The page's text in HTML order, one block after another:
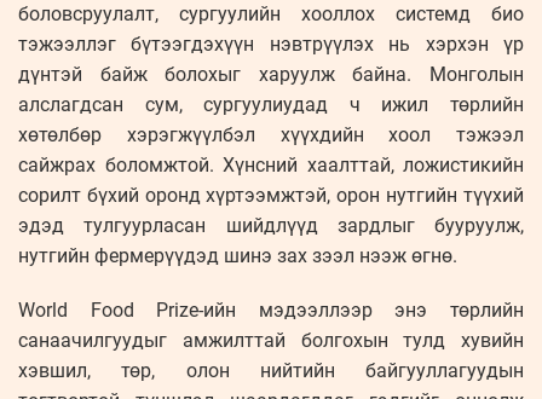
боловсруулалт, сургуулийн хооллох системд био
тэжээллэг бүтээгдэхүүн нэвтрүүлэх нь хэрхэн үр
дүнтэй байж болохыг харуулж байна. Монголын
алслагдсан сум, сургуулиудад ч ижил төрлийн
хөтөлбөр хэрэгжүүлбэл хүүхдийн хоол тэжээл
сайжрах боломжтой. Хүнсний хаалттай, ложистикийн
сорилт бүхий оронд хүртээмжтэй, орон нутгийн түүхий
эдэд тулгуурласан шийдлүүд зардлыг бууруулж,
нутгийн фермерүүдэд шинэ зах зээл нээж өгнө.
World Food Prize-ийн мэдээллээр энэ төрлийн
санаачилгуудыг амжилттай болгохын тулд хувийн
хэвшил, төр, олон нийтийн байгууллагуудын